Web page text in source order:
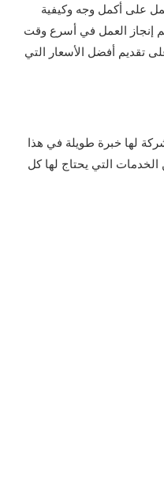
على أكمل وجه وكيفية
إنجاز العمل في أسرع وقت
تقديم أفضل الأسعار التي
لها خبرة طويلة في هذا
الخدمات التي يحتاج لها كل